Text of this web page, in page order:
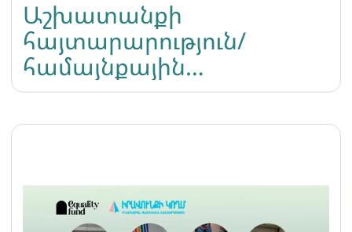
Աշխատանքի
հայտարարություն/
համայնքային
պատասխանատու